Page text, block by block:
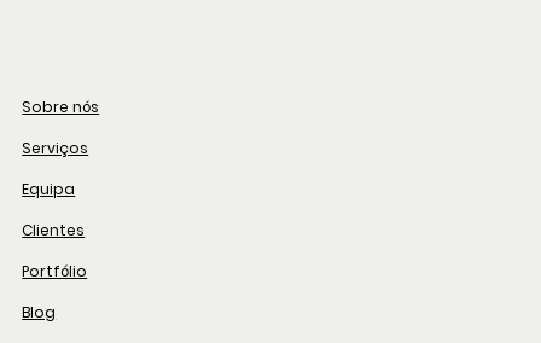
Sobre nós
Serviços
Equipa
Clientes
Portfólio
Blog